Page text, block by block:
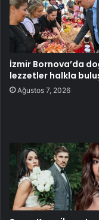
İzmir Bornova’da
lezzetler halkla
Ağustos 7, 2026